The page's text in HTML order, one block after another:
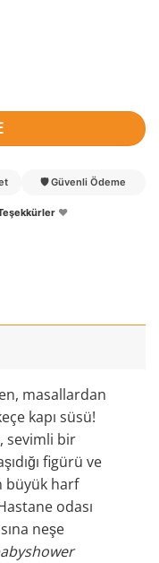
🛡️ Güvenli Ödeme
❤️
masallardan
kapı süsü!
sevimli bir
figürü ve
büyük harf
odası
neşe